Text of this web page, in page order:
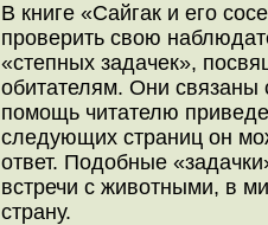
В книге «Сайгак и его
проверить свою
«степных задачек»,
обитателям. Они связаны
помощь читателю
следующих страниц он
ответ. Подобные
встречи с животными, в
страну.